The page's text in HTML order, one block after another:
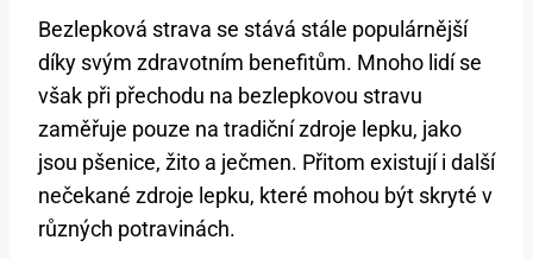
Bezlepková strava se stává stále populárnější
díky svým zdravotním benefitům. Mnoho lidí se
však při přechodu na bezlepkovou stravu
zaměřuje pouze na tradiční zdroje lepku, jako
jsou pšenice, žito a ječmen. Přitom existují i další
nečekané zdroje lepku, které mohou být skryté v
různých potravinách.